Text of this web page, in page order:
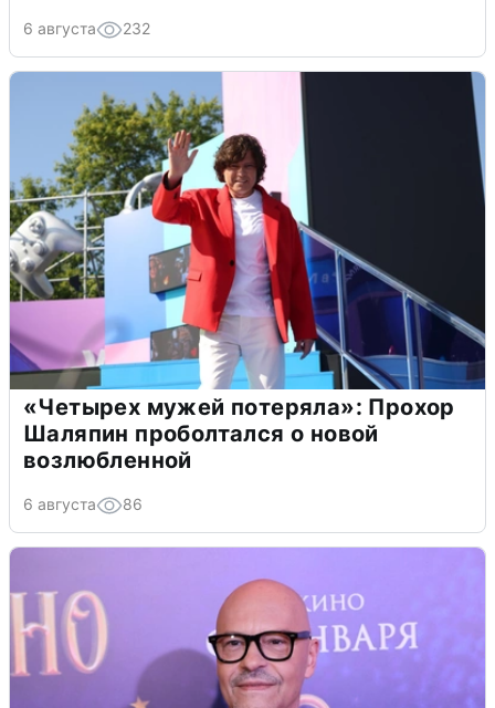
6 августа 232
«Четырех мужей потеряла»: Прохор
Шаляпин проболтался о новой
возлюбленной
6 августа 86